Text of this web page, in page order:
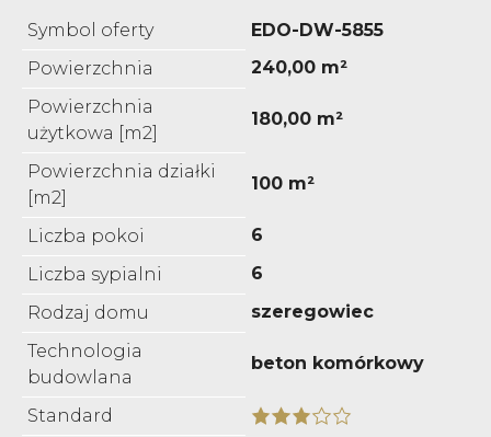
Symbol oferty
EDO-DW-5855
Powierzchnia
240,00 m²
Powierzchnia
użytkowa [m2]
180,00 m²
Powierzchnia działki
[m2]
100 m²
Liczba pokoi
6
Liczba sypialni
6
Rodzaj domu
szeregowiec
Technologia
budowlana
beton komórkowy
Standard